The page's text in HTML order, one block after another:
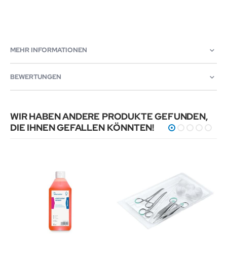
MEHR INFORMATIONEN
BEWERTUNGEN
WIR HABEN ANDERE PRODUKTE GEFUNDEN,
DIE IHNEN GEFALLEN KÖNNTEN!